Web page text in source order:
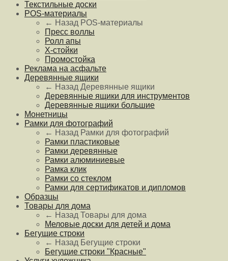
Текстильные доски
POS-материалы
← Назад POS-материалы
Пресс воллы
Ролл апы
Х-стойки
Промостойка
Реклама на асфальте
Деревянные ящики
← Назад Деревянные ящики
Деревянные ящики для инструментов
Деревянные ящики большие
Монетницы
Рамки для фотографий
← Назад Рамки для фотографий
Рамки пластиковые
Рамки деревянные
Рамки алюминиевые
Рамка клик
Рамки со стеклом
Рамки для сертификатов и дипломов
Образцы
Товары для дома
← Назад Товары для дома
Меловые доски для детей и дома
Бегущие строки
← Назад Бегущие строки
Бегущие строки "Красные"